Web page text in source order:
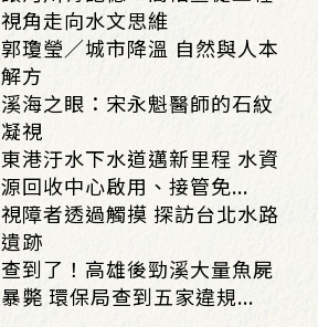
視角走向水文思維
郭瓊瑩／城市降溫 自然與人本
解方
溪海之眼：宋永魁醫師的石紋
凝視
東港汙水下水道邁新里程 水資
源回收中心啟用、接管免...
視障者透過觸摸 探訪台北水路
遺跡
查到了！高雄後勁溪大量魚屍
暴斃 環保局查到五家違規...